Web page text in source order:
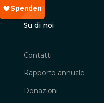
Su di noi
Contatti
Rapporto annuale
Donazioni